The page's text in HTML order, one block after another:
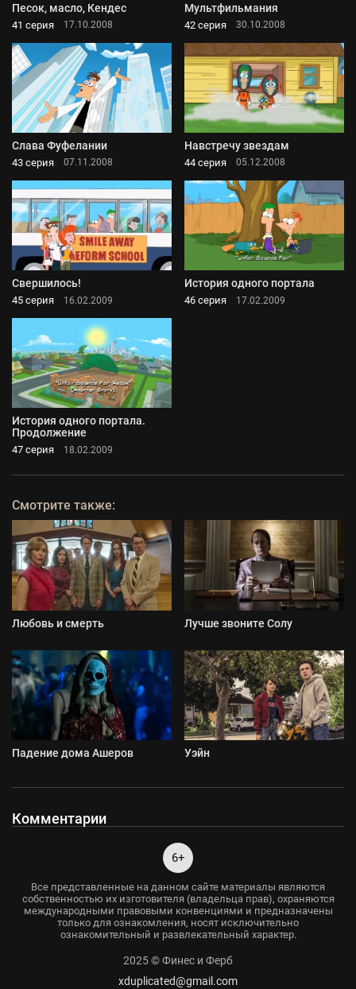
Песок, масло, Кендес
41 серия 17.10.2008
Мультфильмания
42 серия 30.10.2008
Слава Фуфелании
43 серия 07.11.2008
Навстречу звездам
44 серия 05.12.2008
Свершилось!
45 серия 16.02.2009
История одного портала
46 серия 17.02.2009
История одного портала.
Продолжение
47 серия 18.02.2009
Смотрите также:
Любовь и смерть Лучше звоните Солу
Падение дома Ашеров Уэйн
Комментарии
6+
Все представленные на данном сайте материалы являются
собственностью их изготовителя (владельца прав), охраняются
международными правовыми конвенциями и предназначены
только для ознакомления, носят исключительно
ознакомительный и развлекательный характер.
2025 © Финес и Ферб
xduplicated@gmail.com